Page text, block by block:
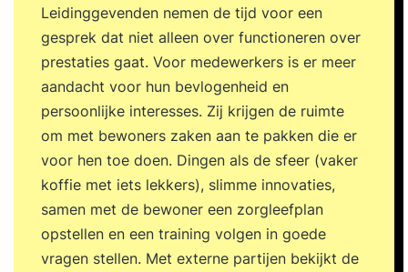
Leidinggevenden nemen de tijd voor een
gesprek dat niet alleen over functioneren over
prestaties gaat. Voor medewerkers is er meer
aandacht voor hun bevlogenheid en
persoonlijke interesses. Zij krijgen de ruimte
om met bewoners zaken aan te pakken die er
voor hen toe doen. Dingen als de sfeer (vaker
koffie met iets lekkers), slimme innovaties,
samen met de bewoner een zorgleefplan
opstellen en een training volgen in goede
vragen stellen. Met externe partijen bekijkt de